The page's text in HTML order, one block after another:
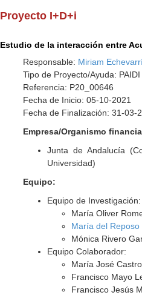
Proyecto I+D+i
Estudio de la interacción entre
Responsable: Miriam
Tipo de Proyecto/Ayuda:
Referencia: P20_00646
Fecha de Inicio: 05-10-2021
Fecha de Finalización: 31-03-
Empresa/Organismo
Junta de Andalucía
Universidad)
Equipo:
Equipo de Investigación:
María Oliver
María del
Mónica Rivero
Equipo Colaborador:
María José
Francisco Mayo
Francisco Jesús